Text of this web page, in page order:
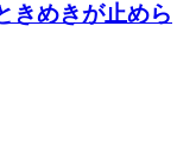
きめきが止めら